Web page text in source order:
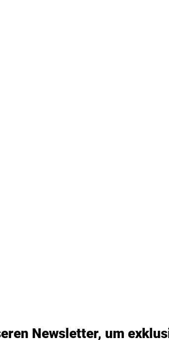
Newsletter, um